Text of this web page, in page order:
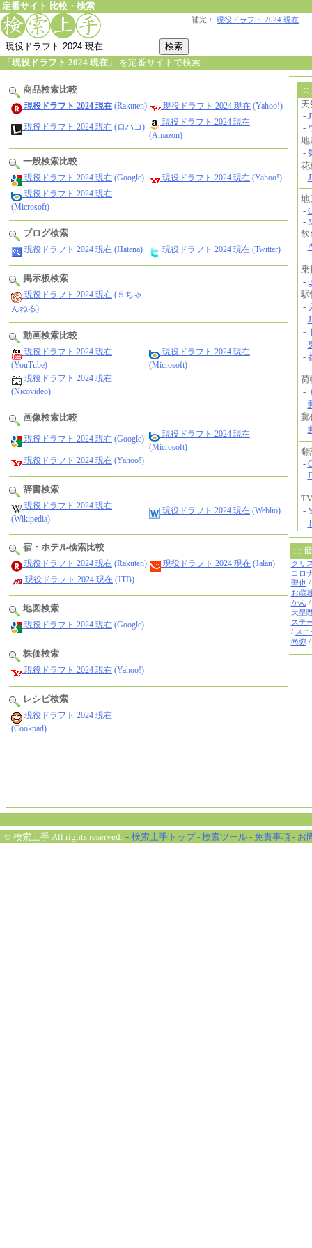
定番サイト 比較・検索
補完： 現役ドラフト 2024 現在
「 現役ドラフト 2024 現在 」 を定番サイトで検索
商品検索比較
現役ドラフト 2024 現在 (Rakuten) 現役ドラフト 2024 現在 (Yahoo!)
現役ドラフト 2024 現在 (ロハコ)
現役ドラフト 2024 現在
(Amazon)
一般検索比較
現役ドラフト 2024 現在 (Google) 現役ドラフト 2024 現在 (Yahoo!)
現役ドラフト 2024 現在
(Microsoft)
ブログ検索
現役ドラフト 2024 現在 (Hatena) 現役ドラフト 2024 現在 (Twitter)
掲示板検索
現役ドラフト 2024 現在 (５ちゃ
んねる)
動画検索比較
現役ドラフト 2024 現在
(YouTube)
現役ドラフト 2024 現在
(Microsoft)
現役ドラフト 2024 現在
(Nicovideo)
画像検索比較
現役ドラフト 2024 現在 (Google)
現役ドラフト 2024 現在
(Microsoft)
現役ドラフト 2024 現在 (Yahoo!)
辞書検索
現役ドラフト 2024 現在
(Wikipedia)
現役ドラフト 2024 現在 (Weblio)
宿・ホテル検索比較
現役ドラフト 2024 現在 (Rakuten) 現役ドラフト 2024 現在 (Jalan)
現役ドラフト 2024 現在 (JTB)
地図検索
現役ドラフト 2024 現在 (Google)
株価検索
現役ドラフト 2024 現在 (Yahoo!)
レシピ検索
現役ドラフト 2024 現在
(Cookpad)
© 検索上手 All rights reserved. - 検索上手トップ- 検索ツール - 免責事項 - お